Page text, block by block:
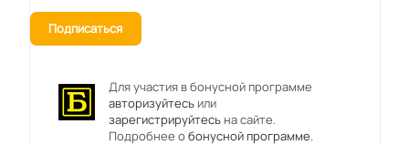
Подписаться
Для участия в бонусной программе
авторизуйтесьили
зарегистрируйтесьна сайте.
Подробнее обонусной программе.